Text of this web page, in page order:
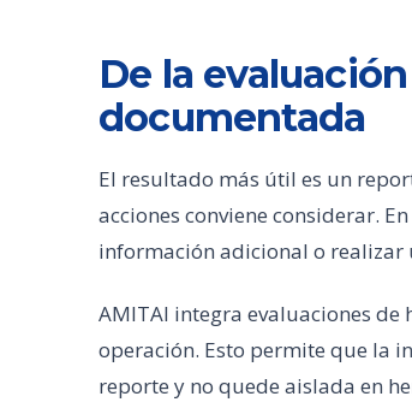
De la
documentada
El resultado más útil es un
acciones conviene considerar.
información adicional o realizar
AMITAI integra evaluaciones
operación. Esto permite que la
reporte y no quede aislada en